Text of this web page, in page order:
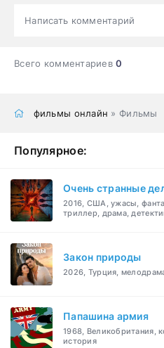
Написать комментарий
Всего комментариев0
фильмы онлайн » Фильмы
Популярное:
Очень странные
2016, США, ужасы,
триллер, драма,
Закон природы
2026, Турция,
Папашина армия
1968, Великобритания,
история